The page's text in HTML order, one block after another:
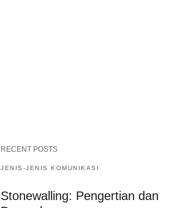
RECENT POSTS
JENIS-JENIS KOMUNIKASI
Stonewalling: Pengertian dan